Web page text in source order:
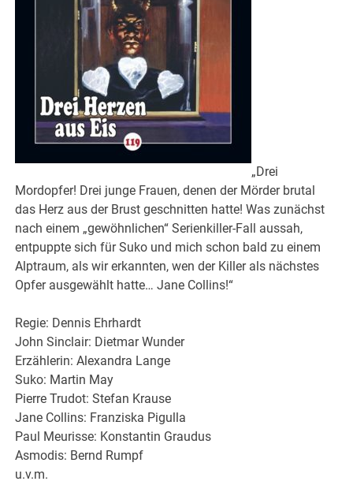
„Drei
Mordopfer! Drei junge Frauen, denen der Mörder brutal
das Herz aus der Brust geschnitten hatte! Was zunächst
nach einem „gewöhnlichen“ Serienkiller-Fall aussah,
entpuppte sich für Suko und mich schon bald zu einem
Alptraum, als wir erkannten, wen der Killer als nächstes
Opfer ausgewählt hatte… Jane Collins!“
Regie: Dennis Ehrhardt
John Sinclair: Dietmar Wunder
Erzählerin: Alexandra Lange
Suko: Martin May
Pierre Trudot: Stefan Krause
Jane Collins: Franziska Pigulla
Paul Meurisse: Konstantin Graudus
Asmodis: Bernd Rumpf
u.v.m.